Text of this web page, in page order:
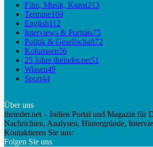
Film, Musik, Kunst213
Termine169
English112
Interviews & Porträts75
Politik & Gesellschaft72
Kolumnen56
25 Jahre theinder.net51
Wissen49
Sport44
Über uns
theinder.net – Indien Portal und Magazin für
Nachrichten, Analysen, Hintergründe,
Kontaktieren Sie uns:
Folgen Sie uns